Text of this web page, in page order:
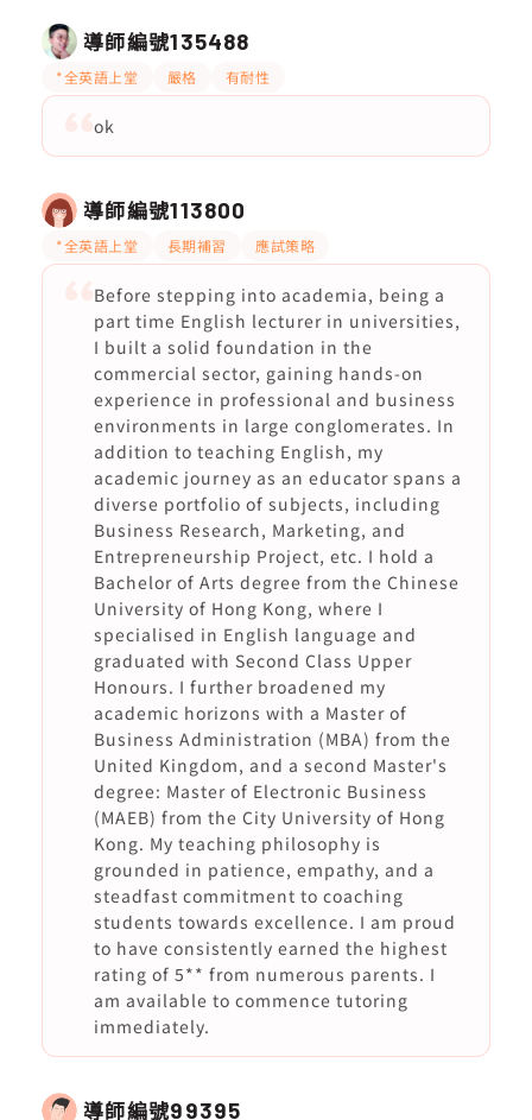
導師編號135488
*全英語上堂 嚴格 有耐性
ok
導師編號113800
*全英語上堂 長期補習 應試策略
Before stepping into academia, being a
part time English lecturer in universities,
I built a solid foundation in the
commercial sector, gaining hands-on
experience in professional and business
environments in large conglomerates. In
addition to teaching English, my
academic journey as an educator spans a
diverse portfolio of subjects, including
Business Research, Marketing, and
Entrepreneurship Project, etc. I hold a
Bachelor of Arts degree from the Chinese
University of Hong Kong, where I
specialised in English language and
graduated with Second Class Upper
Honours. I further broadened my
academic horizons with a Master of
Business Administration (MBA) from the
United Kingdom, and a second Master's
degree: Master of Electronic Business
(MAEB) from the City University of Hong
Kong. My teaching philosophy is
grounded in patience, empathy, and a
steadfast commitment to coaching
students towards excellence. I am proud
to have consistently earned the highest
rating of 5** from numerous parents. I
am available to commence tutoring
immediately.
導師編號99395